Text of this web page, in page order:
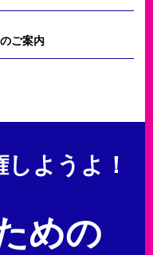
ご案内
ようよ！
めの